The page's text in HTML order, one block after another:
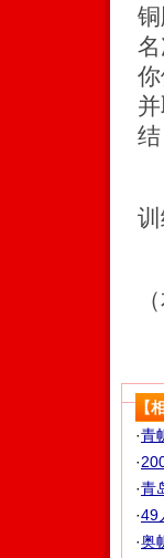
【
·青
·
·青
·49
·奥